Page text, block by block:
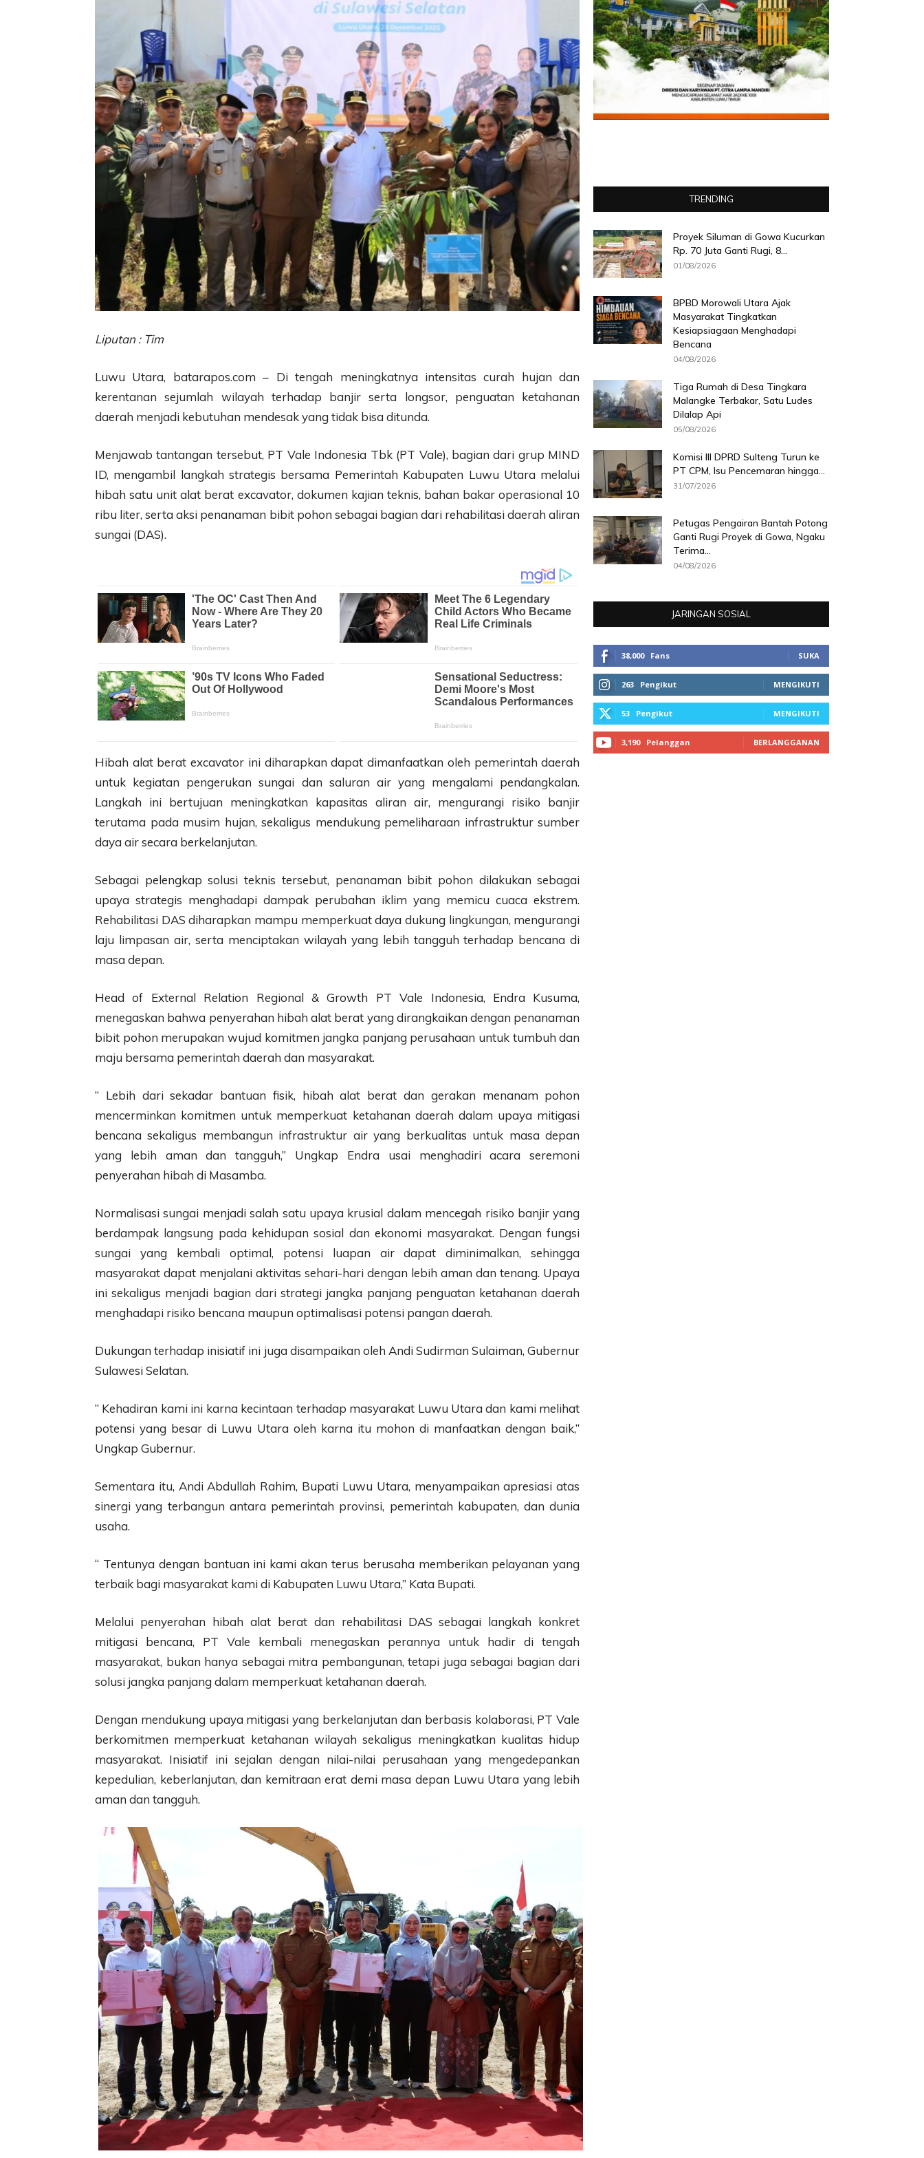
Liputan : Tim
Luwu Utara, batarapos.com – Di tengah meningkatnya intensitas curah hujan dan
kerentanan sejumlah wilayah terhadap banjir serta longsor, penguatan ketahanan
daerah menjadi kebutuhan mendesak yang tidak bisa ditunda.
Menjawab tantangan tersebut, PT Vale Indonesia Tbk (PT Vale), bagian dari grup MIND
ID, mengambil langkah strategis bersama Pemerintah Kabupaten Luwu Utara melalui
hibah satu unit alat berat excavator, dokumen kajian teknis, bahan bakar operasional 10
ribu liter, serta aksi penanaman bibit pohon sebagai bagian dari rehabilitasi daerah aliran
sungai (DAS).
Hibah alat berat excavator ini diharapkan dapat dimanfaatkan oleh pemerintah daerah
untuk kegiatan pengerukan sungai dan saluran air yang mengalami pendangkalan.
Langkah ini bertujuan meningkatkan kapasitas aliran air, mengurangi risiko banjir
terutama pada musim hujan, sekaligus mendukung pemeliharaan infrastruktur sumber
daya air secara berkelanjutan.
Sebagai pelengkap solusi teknis tersebut, penanaman bibit pohon dilakukan sebagai
upaya strategis menghadapi dampak perubahan iklim yang memicu cuaca ekstrem.
Rehabilitasi DAS diharapkan mampu memperkuat daya dukung lingkungan, mengurangi
laju limpasan air, serta menciptakan wilayah yang lebih tangguh terhadap bencana di
masa depan.
Head of External Relation Regional & Growth PT Vale Indonesia, Endra Kusuma,
menegaskan bahwa penyerahan hibah alat berat yang dirangkaikan dengan penanaman
bibit pohon merupakan wujud komitmen jangka panjang perusahaan untuk tumbuh dan
maju bersama pemerintah daerah dan masyarakat.
“ Lebih dari sekadar bantuan fisik, hibah alat berat dan gerakan menanam pohon
mencerminkan komitmen untuk memperkuat ketahanan daerah dalam upaya mitigasi
bencana sekaligus membangun infrastruktur air yang berkualitas untuk masa depan
yang lebih aman dan tangguh,” Ungkap Endra usai menghadiri acara seremoni
penyerahan hibah di Masamba.
Normalisasi sungai menjadi salah satu upaya krusial dalam mencegah risiko banjir yang
berdampak langsung pada kehidupan sosial dan ekonomi masyarakat. Dengan fungsi
sungai yang kembali optimal, potensi luapan air dapat diminimalkan, sehingga
masyarakat dapat menjalani aktivitas sehari-hari dengan lebih aman dan tenang. Upaya
ini sekaligus menjadi bagian dari strategi jangka panjang penguatan ketahanan daerah
menghadapi risiko bencana maupun optimalisasi potensi pangan daerah.
Dukungan terhadap inisiatif ini juga disampaikan oleh Andi Sudirman Sulaiman, Gubernur
Sulawesi Selatan.
“ Kehadiran kami ini karna kecintaan terhadap masyarakat Luwu Utara dan kami melihat
potensi yang besar di Luwu Utara oleh karna itu mohon di manfaatkan dengan baik,”
Ungkap Gubernur.
Sementara itu, Andi Abdullah Rahim, Bupati Luwu Utara, menyampaikan apresiasi atas
sinergi yang terbangun antara pemerintah provinsi, pemerintah kabupaten, dan dunia
usaha.
“ Tentunya dengan bantuan ini kami akan terus berusaha memberikan pelayanan yang
terbaik bagi masyarakat kami di Kabupaten Luwu Utara,” Kata Bupati.
Melalui penyerahan hibah alat berat dan rehabilitasi DAS sebagai langkah konkret
mitigasi bencana, PT Vale kembali menegaskan perannya untuk hadir di tengah
masyarakat, bukan hanya sebagai mitra pembangunan, tetapi juga sebagai bagian dari
solusi jangka panjang dalam memperkuat ketahanan daerah.
Dengan mendukung upaya mitigasi yang berkelanjutan dan berbasis kolaborasi, PT Vale
berkomitmen memperkuat ketahanan wilayah sekaligus meningkatkan kualitas hidup
masyarakat. Inisiatif ini sejalan dengan nilai-nilai perusahaan yang mengedepankan
kepedulian, keberlanjutan, dan kemitraan erat demi masa depan Luwu Utara yang lebih
aman dan tangguh.
TRENDING
Proyek Siluman di Gowa Kucurkan
Rp. 70 Juta Ganti Rugi, 8...
01/08/2026
BPBD Morowali Utara Ajak
Masyarakat Tingkatkan
Kesiapsiagaan Menghadapi
Bencana
04/08/2026
Tiga Rumah di Desa Tingkara
Malangke Terbakar, Satu Ludes
Dilalap Api
05/08/2026
Komisi III DPRD Sulteng Turun ke
PT CPM, Isu Pencemaran hingga...
31/07/2026
Petugas Pengairan Bantah Potong
Ganti Rugi Proyek di Gowa, Ngaku
Terima...
04/08/2026
JARINGAN SOSIAL
38,000 Fans SUKA
263 Pengikut MENGIKUTI
53 Pengikut MENGIKUTI
3,190 Pelanggan BERLANGGANAN